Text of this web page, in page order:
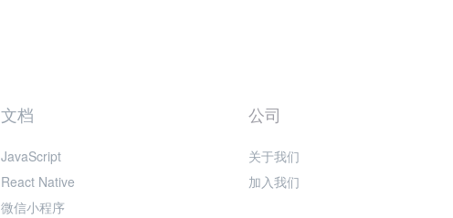
文档
JavaScript
React Native
微信小程序
公司
关于我们
加入我们